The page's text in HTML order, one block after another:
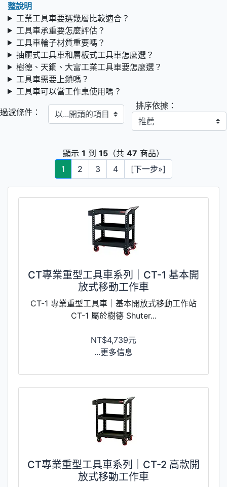
整說明
工業工具車要選幾層比較適合？
工具車承重要怎麼評估？
工具車輪子材質重要嗎？
抽屜式工具車和層板式工具車怎麼選？
樹德、天鋼、大富工業工具車要怎麼選？
工具車需要上鎖嗎？
工具車可以當工作桌使用嗎？
過濾條件： 以...開頭的項目 排序依據：
顯示 1 到 15 （共 47 商品）
1
2 3 4 [下一步»]
CT專業重型工具車系列｜CT-1 基本開
放式移動工作車
CT-1 專業重型工具車｜基本開放式移動工作站
CT-1 屬於樹德 Shuter...
NT$4,739元
...更多信息
CT專業重型工具車系列｜CT-2 高款開
放式移動工作車